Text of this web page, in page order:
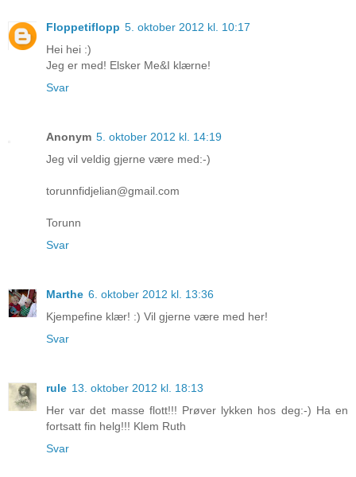
Floppetiflopp 5. oktober 2012 kl. 10:17
Hei hei :)
Jeg er med! Elsker Me&I klærne!
Svar
Anonym 5. oktober 2012 kl. 14:19
Jeg vil veldig gjerne være med:-)
torunnfidjelian@gmail.com
Torunn
Svar
Marthe 6. oktober 2012 kl. 13:36
Kjempefine klær! :) Vil gjerne være med her!
Svar
rule 13. oktober 2012 kl. 18:13
Her var det masse flott!!! Prøver lykken hos deg:-) Ha en
fortsatt fin helg!!! Klem Ruth
Svar